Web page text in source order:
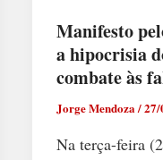
Manifesto
a hipocrisia
combate às
Jorge Mendoza /27/
Na terça-feira